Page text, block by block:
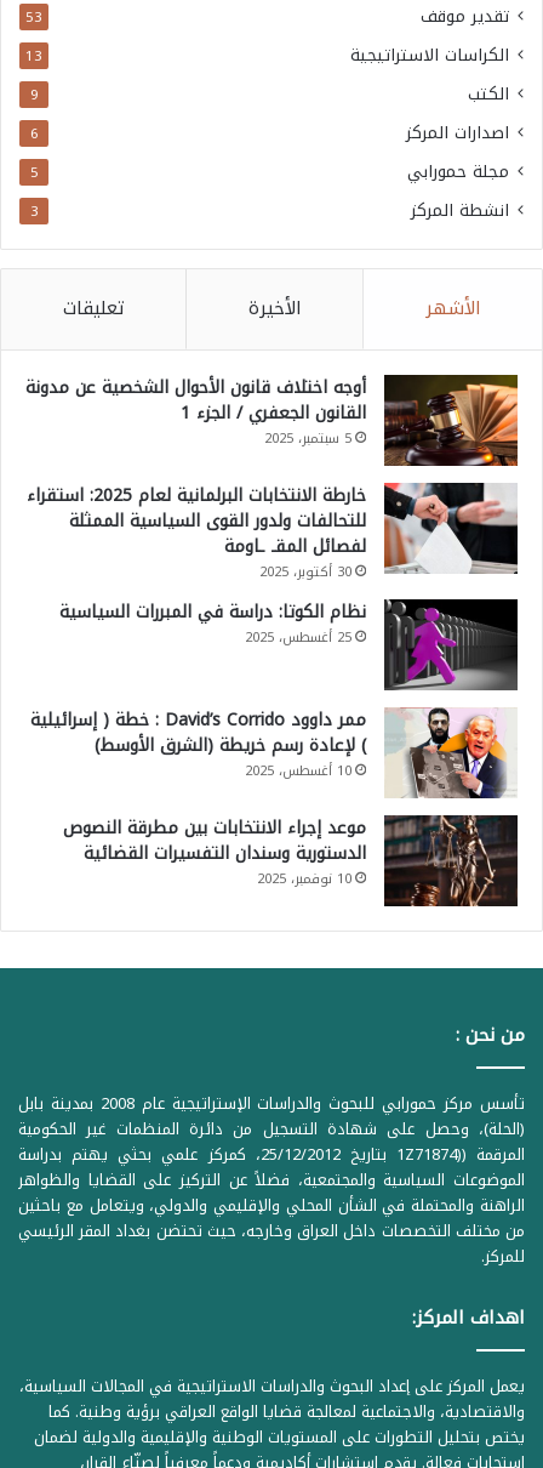
تقدير موقف 53
الكراسات الاستراتيجية 13
الكتب 9
اصدارات المركز 6
مجلة حمورابي 5
انشطة المركز 3
الأشهر الأخيرة تعليقات
أوجه اختلاف قانون الأحوال الشخصية عن مدونة
القانون الجعفري / الجزء 1
5 سبتمبر، 2025
خارطة الانتخابات البرلمانية لعام 2025: استقراء
للتحالفات ولدور القوى السياسية الممثلة
لفصائل المقـ ـاومة
30 أكتوبر، 2025
نظام الكوتا: دراسة في المبررات السياسية
25 أغسطس، 2025
ممر داوود David’s Corrido : خطة ( إسرائيلية
) لإعادة رسم خريطة (الشرق الأوسط)
10 أغسطس، 2025
موعد إجراء الانتخابات بين مطرقة النصوص
الدستورية وسندان التفسيرات القضائية
10 نوفمبر، 2025
من نحن :
تأسس مركز حمورابي للبحوث والدراسات الإستراتيجية عام 2008 بمدينة بابل
(الحلة)، وحصل على شهادة التسجيل من دائرة المنظمات غير الحكومية
المرقمة ((1Z71874 بتاريخ 25/12/2012، كمركز علمي بحثي يهتم بدراسة
الموضوعات السياسية والمجتمعية، فضلاً عن التركيز على القضايا والظواهر
الراهنة والمحتملة في الشأن المحلي والإقليمي والدولي، ويتعامل مع باحثين
من مختلف التخصصات داخل العراق وخارجه، حيث تحتضن بغداد المقر الرئيسي
للمركز.
اهداف المركز:
يعمل المركز على إعداد البحوث والدراسات الاستراتيجية في المجالات السياسية،
والاقتصادية، والاجتماعية لمعالجة قضايا الواقع العراقي برؤية وطنية. كما
يختص بتحليل التطورات على المستويات الوطنية والإقليمية والدولية لضمان